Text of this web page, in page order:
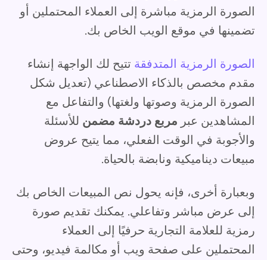
الصورة الرمزية مباشرة إلى العملاء المحتملين أو
تضمينها في موقع الويب الخاص بك.
الصورة الرمزية المتدفقة تتيح لك الواجهة إنشاء
مقدم مخصص بالذكاء الاصطناعي (تعديل شكل
الصورة الرمزية وصوتها ولغتها) والتفاعل مع
المشاهدين عبر مربع دردشة مضمن للأسئلة
والأجوبة في الوقت الفعلي، مما يتيح عروض
مبيعات ديناميكية ونابضة بالحياة.
وبعبارة أخرى، فإنه يحول نص المبيعات الخاص بك
إلى عرض مباشر وتفاعلي. يمكنك تقديم صورة
رمزية للعلامة التجارية حرفيًا إلى العملاء
المحتملين على صفحة ويب أو مكالمة فيديو، وحتى